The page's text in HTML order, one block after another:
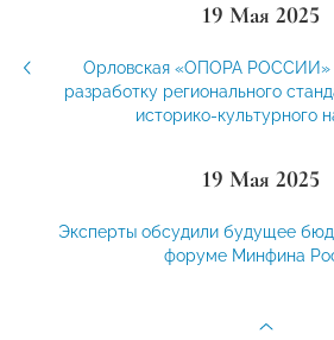
19 Мая 2025
Орловская «ОПОРА РОССИИ»
разработку регионального
историко-культурного
19 Мая 2025
Эксперты обсудили будущее
форуме Минфина